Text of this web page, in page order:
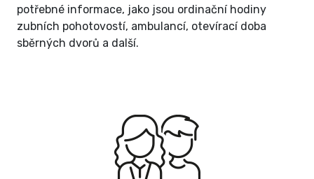
potřebné informace, jako jsou ordinační hodiny
zubních pohotovostí, ambulancí, otevírací doba
sběrných dvorů a další.